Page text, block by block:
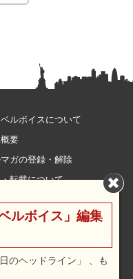
ベルボイスについて
要
ガの登録・解除
転載について
規約
メニュー・料金
ルボイス」編集
のヘッドライン」 、も